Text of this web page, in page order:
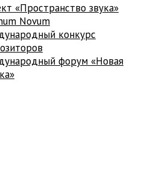
«Пространство звука»
Novum
конкурс
форум «Новая